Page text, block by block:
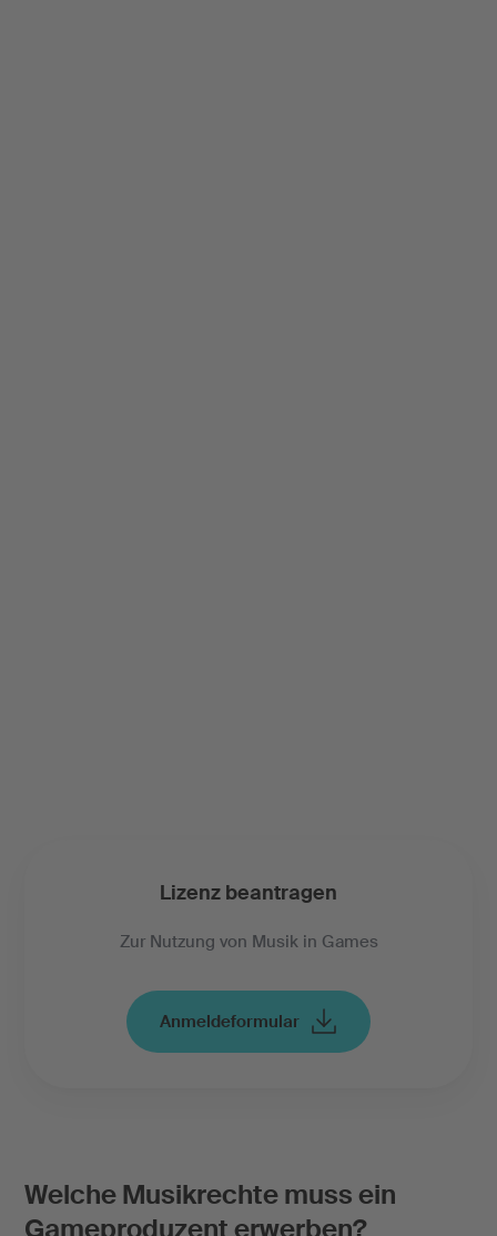
Lizenz beantragen
Zur Nutzung von Musik in Games
Anmeldeformular
Welche Musikrechte muss ein
Gameproduzent erwerben?